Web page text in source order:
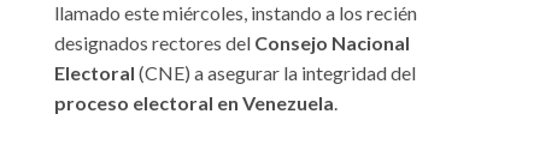
llamado este miércoles, instando a los recién
designados rectores del Consejo Nacional
Electoral (CNE) a asegurar la integridad del
proceso electoral en Venezuela.